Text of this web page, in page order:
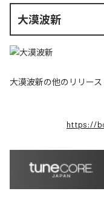
大漠波新
大漠波新の他のリリース
https://